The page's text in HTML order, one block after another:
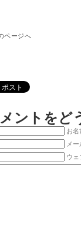
ページへ
ントをど
お名
メ
ウェ